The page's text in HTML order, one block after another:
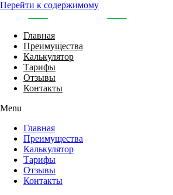
Перейти к содержимому
Главная
Преимущества
Калькулятор
Тарифы
Отзывы
Контакты
Menu
Главная
Преимущества
Калькулятор
Тарифы
Отзывы
Контакты